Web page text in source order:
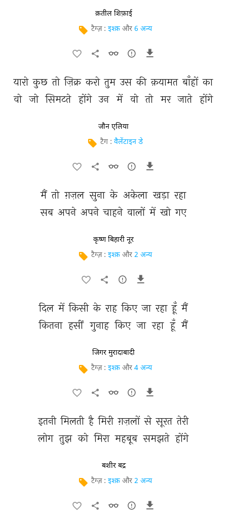
क़तील शिफ़ाई
टैग्ज़ : इश्क़ और 6 अन्य
यारो कुछ तो ज़िक्र करो तुम उस की क़यामत बाँहों का
वो जो सिमटते होंगे उन में वो तो मर जाते होंगे
जौन एलिया
टैग : वैलेंटाइन डे
मैं तो ग़ज़ल सुना के अकेला खड़ा रहा
सब अपने अपने चाहने वालों में खो गए
कृष्ण बिहारी नूर
टैग्ज़ : इश्क़ और 2 अन्य
दिल में किसी के राह किए जा रहा हूँ मैं
कितना हसीं गुनाह किए जा रहा हूँ मैं
जिगर मुरादाबादी
टैग्ज़ : इश्क़ और 4 अन्य
इतनी मिलती है मिरी ग़ज़लों से सूरत तेरी
लोग तुझ को मिरा महबूब समझते होंगे
बशीर बद्र
टैग्ज़ : इश्क़ और 2 अन्य